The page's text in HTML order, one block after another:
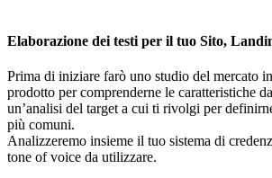
Elaborazione dei testi per il tuo Sito,
Prima di iniziare farò uno studio del mercato
prodotto per comprenderne le caratteristiche
un’analisi del target a cui ti rivolgi per
più comuni.
Analizzeremo insieme il tuo sistema di
tone of voice da utilizzare.